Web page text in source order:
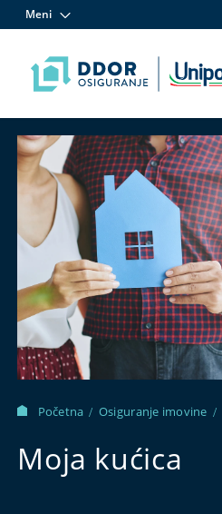
Skip to content
Meni
Početna / Osiguranje imovine /
Moja kućica